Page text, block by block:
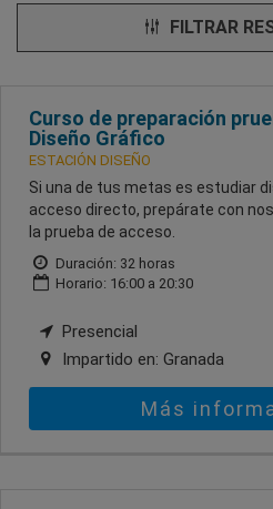
FILTRAR
Curso de preparación
Diseño Gráfico
ESTACIÓN DISEÑO
Si una de tus metas es estudiar
acceso directo, prepárate con
la prueba de acceso.
Duración: 32 horas
Horario: 16:00 a 20:30
Presencial
Impartido en: Granada
Más